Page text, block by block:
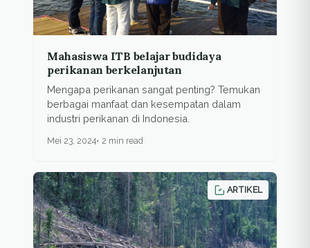
Mahasiswa ITB belajar budidaya
perikanan berkelanjutan
Mengapa perikanan sangat penting? Temukan
berbagai manfaat dan kesempatan dalam
industri perikanan di Indonesia.
Mei 23, 2024 2 min read
ARTIKEL